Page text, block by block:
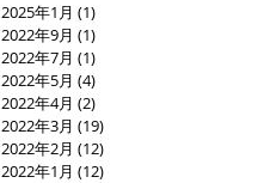
2025年1月 (1)
2022年9月 (1)
2022年7月 (1)
2022年5月 (4)
2022年4月 (2)
2022年3月 (19)
2022年2月 (12)
2022年1月 (12)